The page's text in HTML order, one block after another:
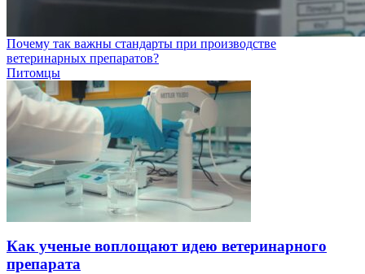
Почему так важны стандарты при производстве
ветеринарных препаратов?
Питомцы
Как ученые воплощают идею ветеринарного
препарата